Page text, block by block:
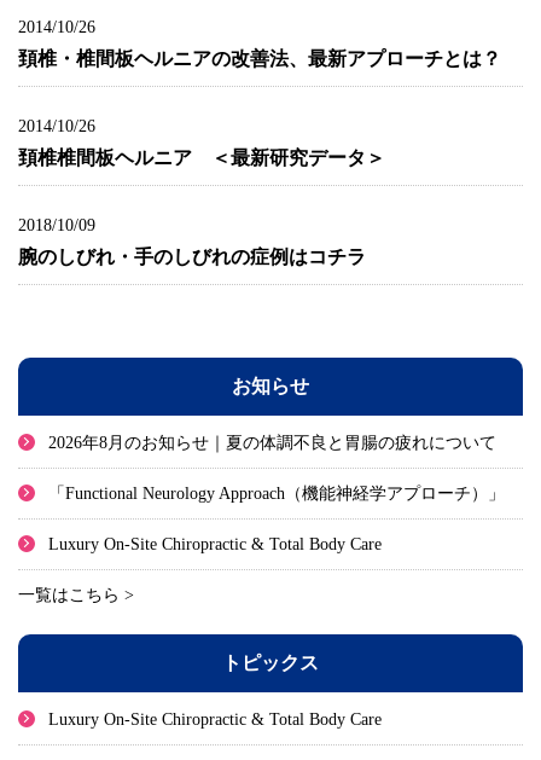
2014/10/26
頚椎・椎間板ヘルニアの改善法、最新アプローチとは？
2014/10/26
頚椎椎間板ヘルニア ＜最新研究データ＞
2018/10/09
腕のしびれ・手のしびれの症例はコチラ
お知らせ
2026年8月のお知らせ｜夏の体調不良と胃腸の疲れについて
「Functional Neurology Approach（機能神経学アプローチ）」
Luxury On-Site Chiropractic & Total Body Care
一覧はこちら >
トピックス
Luxury On-Site Chiropractic & Total Body Care